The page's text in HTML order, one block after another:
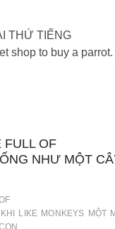
THỨ TIẾNG
shop to buy a parrot.
FULL OF
NHƯ MỘT
KHI LIKE MONKEYS MỘT